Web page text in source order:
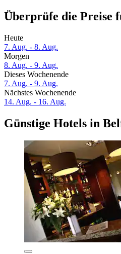
Überprüfe die Preise
Heute
7. Aug. - 8. Aug.
Morgen
8. Aug. - 9. Aug.
Dieses Wochenende
7. Aug. - 9. Aug.
Nächstes Wochenende
14. Aug. - 16. Aug.
Günstige Hotels in